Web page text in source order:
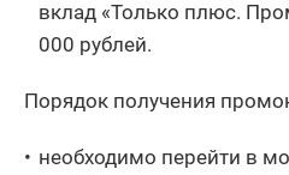
вклад «Только плюс.
000 рублей.
Порядок получения
необходимо перейти в